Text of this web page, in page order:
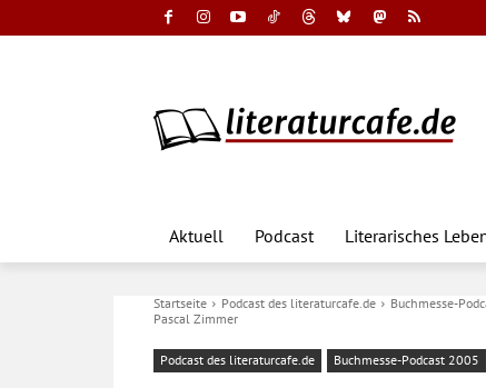
Aktuell Podcast Literarisches
Startseite Podcast des literaturcafe.de Buchmesse-
Pascal Zimmer
Podcast des literaturcafe.de Buchmesse-Podcast 2005